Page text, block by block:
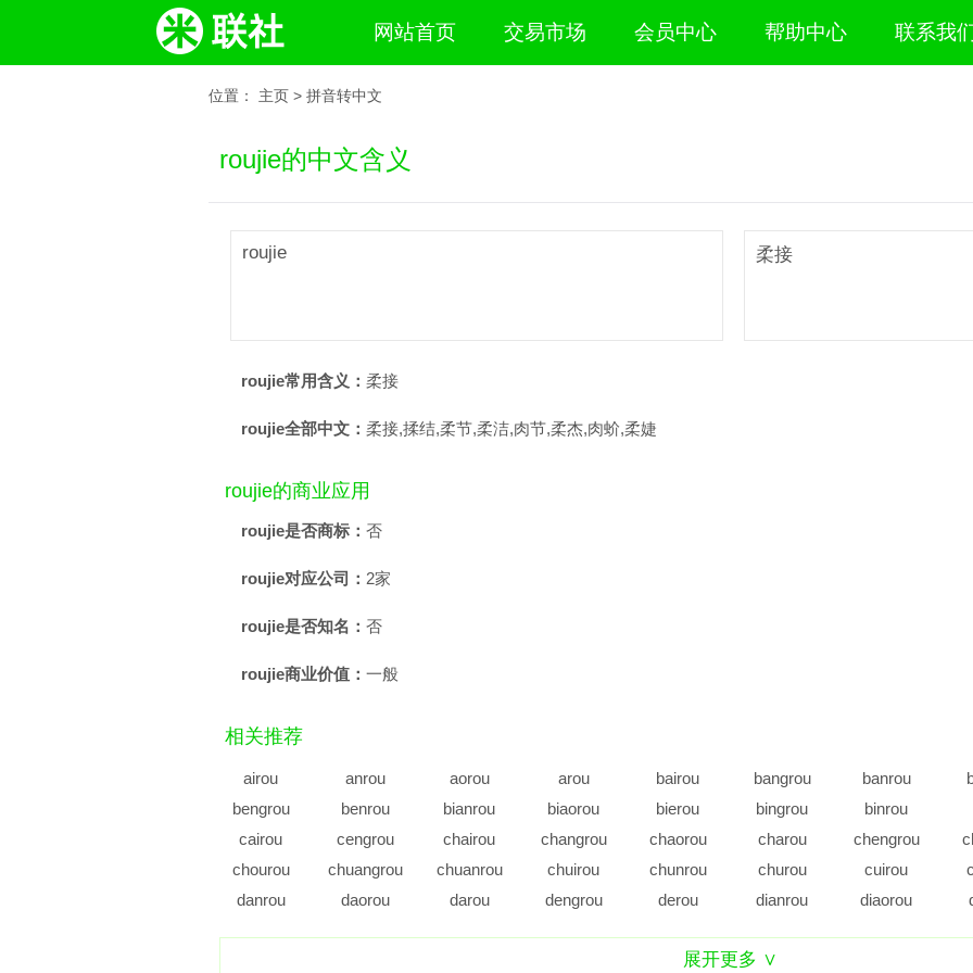
网站首页 交易市场 会员中心 帮助中心 联系我
位置： 主页 > 拼音转中文
roujie的中文含义
roujie 柔接
roujie常用含义： 柔接
roujie全部中文： 柔接,揉结,柔节,柔洁,肉节,柔杰,肉蚧,柔婕
roujie的商业应用
roujie是否商标： 否
roujie对应公司： 2家
roujie是否知名： 否
roujie商业价值： 一般
相关推荐
airou anrou aorou arou bairou bangrou banrou
bengrou
benrou bianrou biaorou bierou bingrou binrou
cairou
cengrou chairou changrou chaorou charou chengrou
chourou
chuangrou chuanrou chuirou chunrou churou cuirou
danrou
daorou darou dengrou derou dianrou diaorou
fengrou fenrou
展开更多 ∨